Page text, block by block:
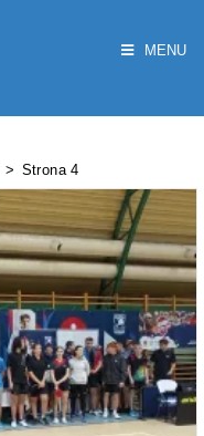
MENU
> Strona 4